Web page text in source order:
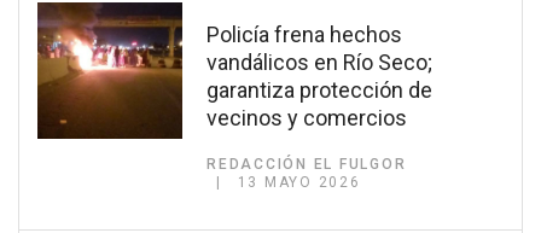
Policía frena hechos
vandálicos en Río Seco;
garantiza protección de
vecinos y comercios
REDACCIÓN EL FULGOR
13 MAYO 2026